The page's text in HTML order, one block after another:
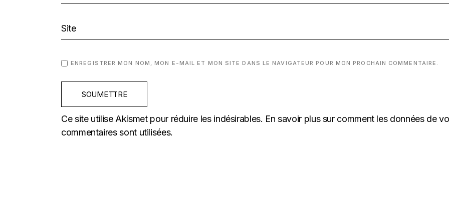
ENREGISTRER MON NOM, MON E-MAIL ET MON SITE DANS LE NAVIGATEUR POUR MON PROCHAIN COMMENTAIRE.
SOUMETTRE
Ce site utilise Akismet pour réduire les indésirables. En savoir plus sur comment les données de
commentaires sont utilisées.